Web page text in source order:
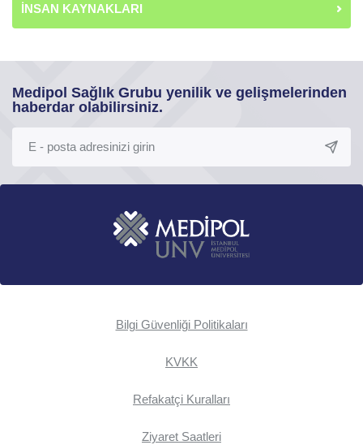
İNSAN KAYNAKLARI
Medipol Sağlık Grubu yenilik ve gelişmelerinden
haberdar olabilirsiniz.
Bilgi Güvenliği Politikaları
KVKK
Refakatçi Kuralları
Ziyaret Saatleri